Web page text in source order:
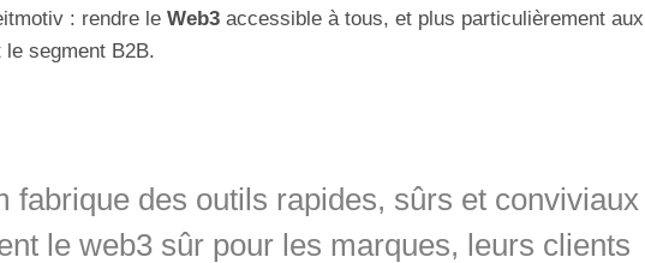
: rendre le Web3 accessible à tous, et plus particulièrement aux
le segment B2B.
fabrique des outils rapides, sûrs et conviviaux
le web3 sûr pour les marques, leurs clients